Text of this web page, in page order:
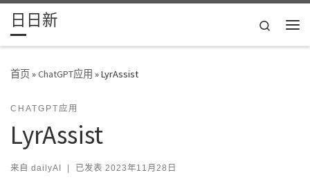
Skip to content
日日新
Search
首页»ChatGPT应用 »LyrAssist
CHATGPT应用
LyrAssist
来自 dailyAI | 已发表 2023年11月28日